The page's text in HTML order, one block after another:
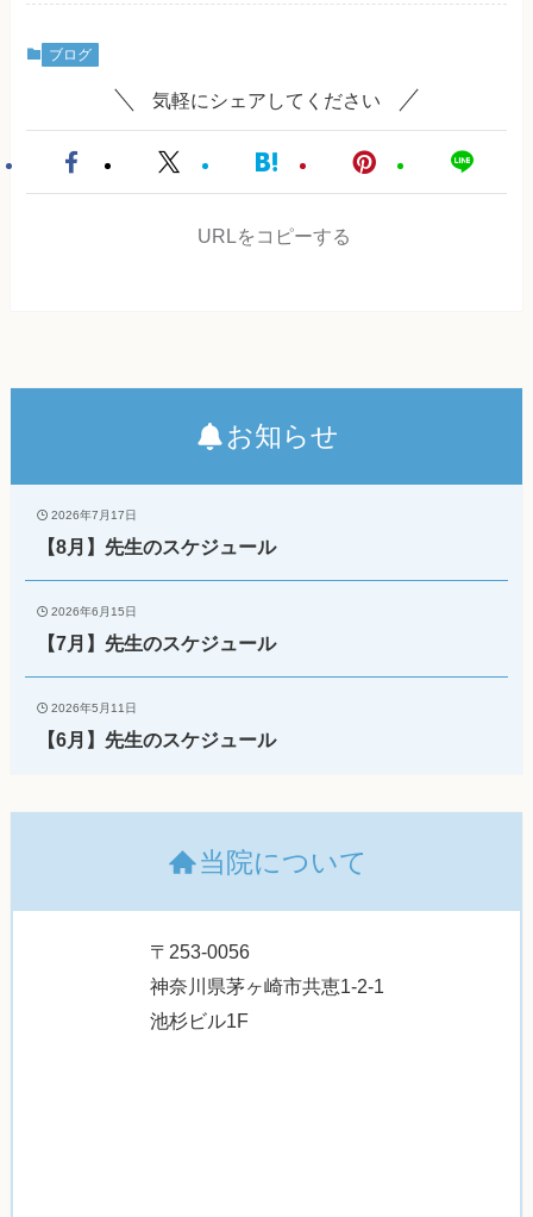
ブログ
気軽にシェアしてください
URLをコピーする
お知らせ
2026年7月17日
【8月】先生のスケジュール
2026年6月15日
【7月】先生のスケジュール
2026年5月11日
【6月】先生のスケジュール
当院について
〒253-0056
神奈川県茅ヶ崎市共恵1-2-1
池杉ビル1F